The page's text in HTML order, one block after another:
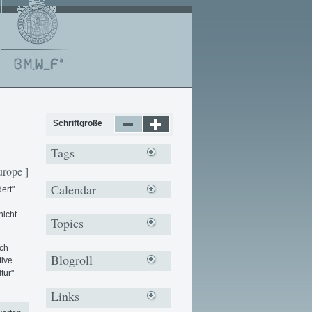
]
Schriftgröße
Tags
Calendar
Topics
Blogroll
Links